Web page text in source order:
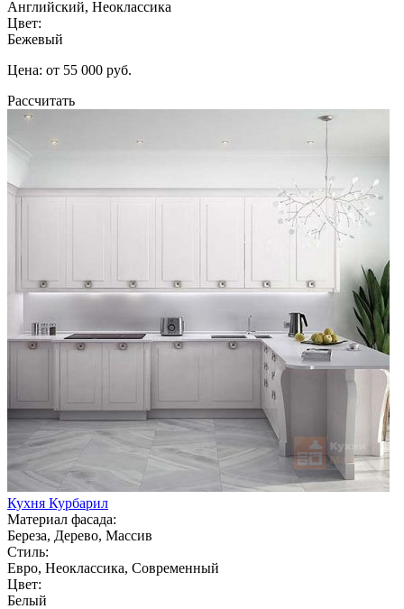
Английский, Неоклассика
Цвет:
Бежевый
Цена: от 55 000 руб.
Рассчитать
Кухня Курбарил
Материал фасада:
Береза, Дерево, Массив
Стиль:
Евро, Неоклассика, Современный
Цвет:
Белый